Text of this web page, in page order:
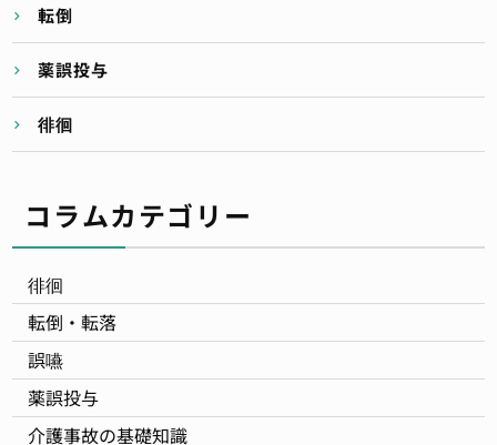
転倒
薬誤投与
徘徊
コラムカテゴリー
徘徊
転倒・転落
誤嚥
薬誤投与
介護事故の基礎知識